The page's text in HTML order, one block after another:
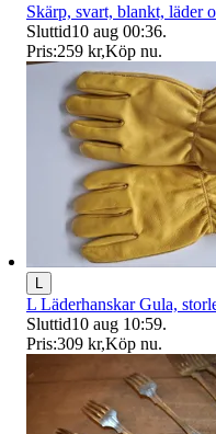
Skärp, svart, blankt, läder
Sluttid10 aug 00:36.
Pris:259 kr,Köp nu.
L Läderhanskar Gula,
Sluttid10 aug 10:59.
Pris:309 kr,Köp nu.